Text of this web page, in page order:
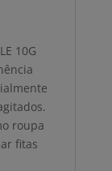
10G
roupa
fitas